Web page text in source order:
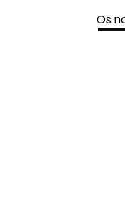
Os